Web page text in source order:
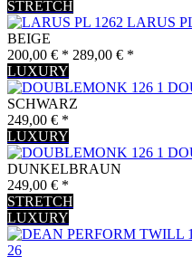
STRETCH
LARUS
BEIGE
200,00 € * 289,00 € *
LUXURY
SCHWARZ
249,00 € *
LUXURY
DUNKELBRAUN
249,00 € *
STRETCH
LUXURY
26